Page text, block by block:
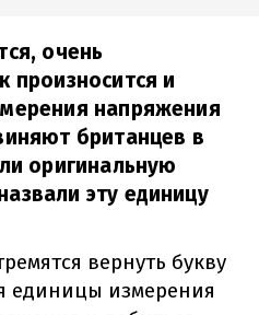
очень
произносится и
напряжения
британцев в
оригинальную
эту единицу
вернуть букву
единицы измерения